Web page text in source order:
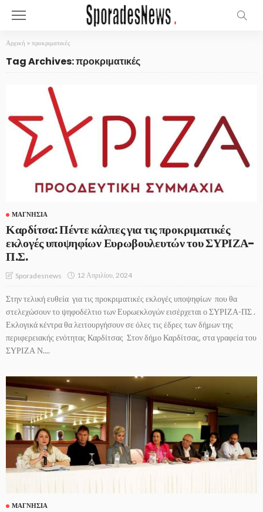
Αρχική » προκριματικές
Tag Archives: προκριματικές
ΜΑΓΝΗΣΊΑ
Καρδίτσα: Πέντε κάλπες για τις προκριματικές
εκλογές υποψηφίων Ευρωβουλευτών του ΣΥΡΙΖΑ-
Π.Σ.
Sporadesnews 12 Απριλίου, 2024
Στην τελική ευθεία για τις προκριματικές εκλογές υποψηφίων που θα
στελεχώσουν το ψηφοδέλτιο των Ευρωεκλογών εισέρχεται ο ΣΥΡΙΖΑ-ΠΣ .
Εκλογικά κέντρα θα λειτουργήσουν σε όλες τις έδρες των δήμων της
περιφερειακής ενότητας Καρδίτσας Στον δήμο Καρδίτσας, στα γραφεία του
ΣΥΡΙΖΑ Ν....
ΜΑΓΝΗΣΊΑ